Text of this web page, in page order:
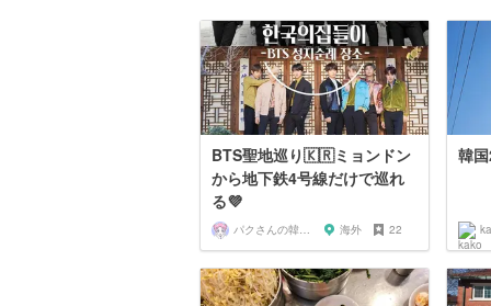
BTS聖地巡り🇰🇷ミョンドン
から地下鉄4号線だけで巡れ
る💜
パクさんの韓国旅行相談 海外 22
韓